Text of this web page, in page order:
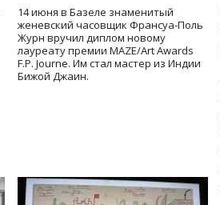
14 июня в Базеле знаменитый
женевский часовщик Франсуа-Поль
Журн вручил диплом новому
лауреату премии MAZE/Art Awards
F.P. Journe. Им стал мастер из Индии
Бижой Джаин.